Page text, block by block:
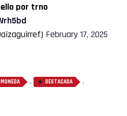
por trno
February 17, 2025
, DESTACADA ,